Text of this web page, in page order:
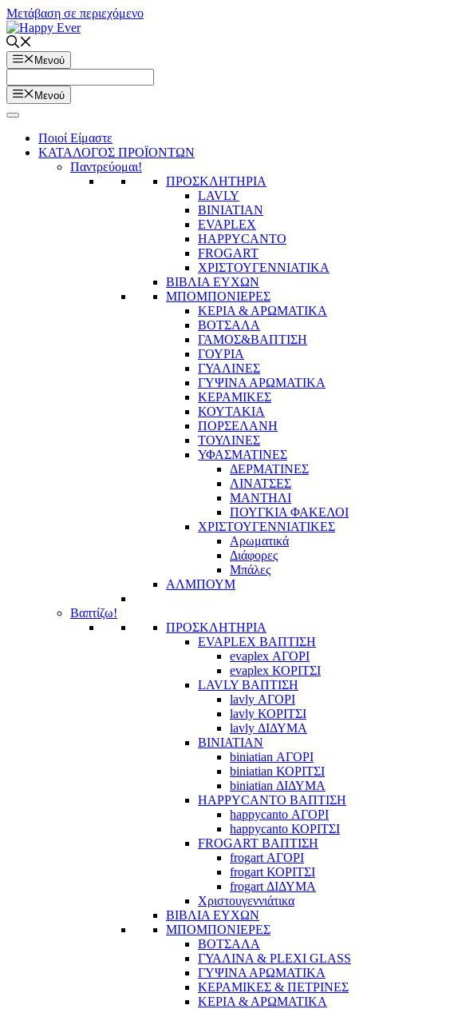
Μετάβαση σε περιεχόμενο
Μενού
Μενού
Ποιοί Είμαστε
ΚΑΤΑΛΟΓΟΣ ΠΡΟΪΟΝΤΩΝ
Παντρεύομαι!
ΠΡΟΣΚΛΗΤΗΡΙΑ
LAVLY
BINIATIAN
EVAPLEX
HAPPYCANTO
FROGART
ΧΡΙΣΤΟΥΓΕΝΝΙΑΤΙΚΑ
ΒΙΒΛΙΑ ΕΥΧΩΝ
ΜΠΟΜΠΟΝΙΕΡΕΣ
ΚΕΡΙΑ & ΑΡΩΜΑΤΙΚΑ
ΒΟΤΣΑΛΑ
ΓΑΜΟΣ&ΒΑΠΤΙΣΗ
ΓΟΥΡΙΑ
ΓΥΑΛΙΝΕΣ
ΓΥΨΙΝΑ ΑΡΩΜΑΤΙΚΑ
ΚΕΡΑΜΙΚΕΣ
ΚΟΥΤΑΚΙΑ
ΠΟΡΣΕΛΑΝΗ
ΤΟΥΛΙΝΕΣ
ΥΦΑΣΜΑΤΙΝΕΣ
ΔΕΡΜΑΤΙΝΕΣ
ΛΙΝΑΤΣΕΣ
ΜΑΝΤΗΛΙ
ΠΟΥΓΚΙΑ ΦΑΚΕΛΟΙ
ΧΡΙΣΤΟΥΓΕΝΝΙΑΤΙΚΕΣ
Αρωματικά
Διάφορες
Μπάλες
ΑΛΜΠΟΥΜ
Βαπτίζω!
ΠΡΟΣΚΛΗΤΗΡΙΑ
EVAPLEX ΒΑΠΤΙΣΗ
evaplex ΑΓΟΡΙ
evaplex ΚΟΡΙΤΣΙ
LAVLY ΒΑΠΤΙΣΗ
lavly ΑΓΟΡΙ
lavly ΚΟΡΙΤΣΙ
lavly ΔΙΔΥΜΑ
BINIATIAN
biniatian ΑΓΟΡΙ
biniatian ΚΟΡΙΤΣΙ
biniatian ΔΙΔΥΜΑ
HAPPYCANTO ΒΑΠΤΙΣΗ
happycanto ΑΓΟΡΙ
happycanto ΚΟΡΙΤΣΙ
FROGART ΒΑΠΤΙΣΗ
frogart ΑΓΟΡΙ
frogart ΚΟΡΙΤΣΙ
frogart ΔΙΔΥΜΑ
Χριστουγεννιάτικα
ΒΙΒΛΙΑ ΕΥΧΩΝ
ΜΠΟΜΠΟΝΙΕΡΕΣ
ΒΟΤΣΑΛΑ
ΓΥΑΛΙΝΑ & PLEXI GLASS
ΓΥΨΙΝΑ ΑΡΩΜΑΤΙΚΑ
ΚΕΡΑΜΙΚΕΣ & ΠΕΤΡΙΝΕΣ
ΚΕΡΙΑ & ΑΡΩΜΑΤΙΚΑ